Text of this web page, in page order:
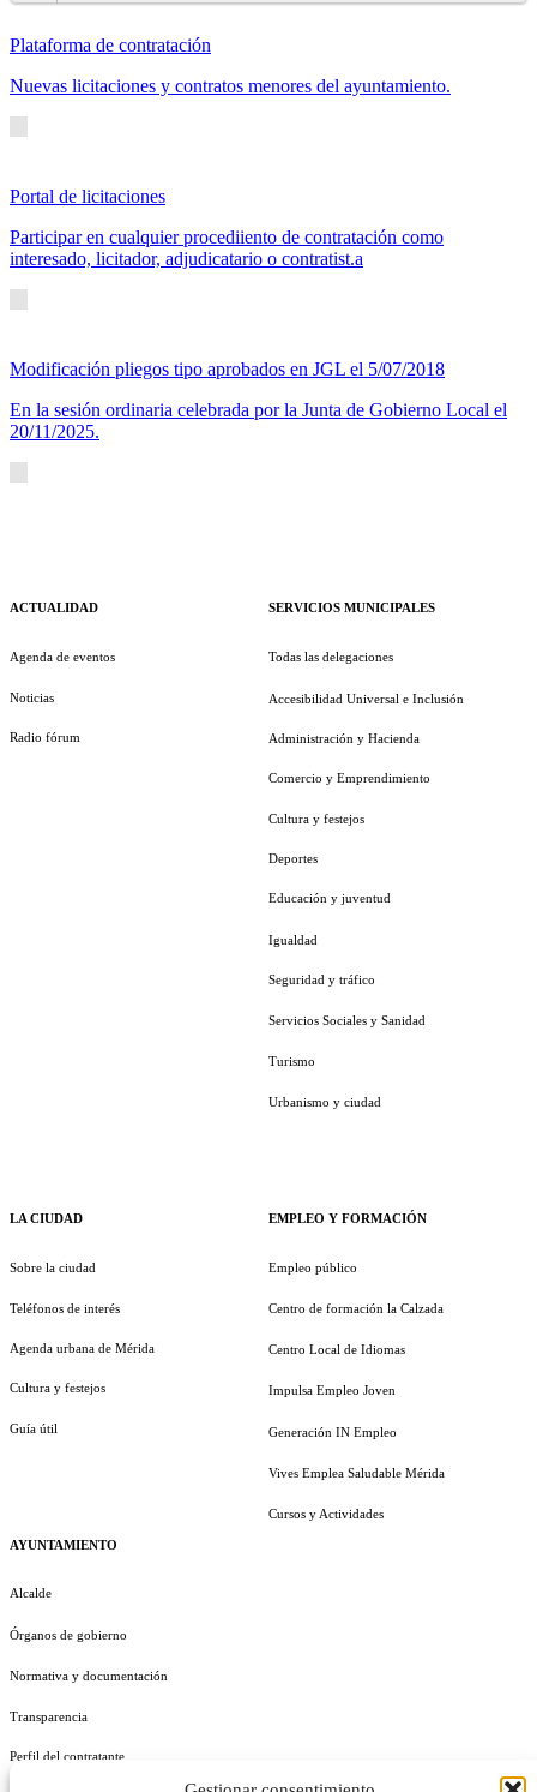
Plataforma de contratación
Nuevas licitaciones y contratos menores del ayuntamiento.
Portal de licitaciones
Participar en cualquier procediiento de contratación como
interesado, licitador, adjudicatario o contratist.a
Modificación pliegos tipo aprobados en JGL el 5/07/2018
En la sesión ordinaria celebrada por la Junta de Gobierno Local el
20/11/2025.
ACTUALIDAD
Agenda de eventos
Noticias
Radio fórum
LA CIUDAD
Sobre la ciudad
Teléfonos de interés
Agenda urbana de Mérida
Cultura y festejos
Guía útil
AYUNTAMIENTO
Alcalde
Órganos de gobierno
Normativa y documentación
Transparencia
Perfil del contratante
SERVICIOS MUNICIPALES
Todas las delegaciones
Accesibilidad Universal e Inclusión
Administración y Hacienda
Comercio y Emprendimiento
Cultura y festejos
Deportes
Educación y juventud
Igualdad
Seguridad y tráfico
Servicios Sociales y Sanidad
Turismo
Urbanismo y ciudad
EMPLEO Y FORMACIÓN
Empleo público
Centro de formación la Calzada
Centro Local de Idiomas
Impulsa Empleo Joven
Generación IN Empleo
Vives Emplea Saludable Mérida
Cursos y Actividades